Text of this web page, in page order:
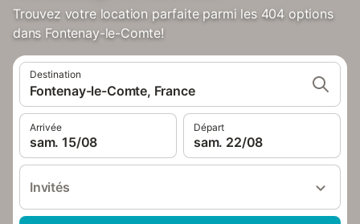
Trouvez votre location parfaite parmi les 404 options
dans Fontenay-le-Comte!
Destination
Fontenay-le-Comte, France
Arrivée
sam. 15/08
Départ
sam. 22/08
Invités